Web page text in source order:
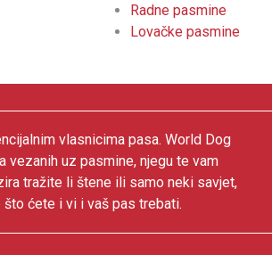
Radne pasmine
Lovačke pasmine
vlasnicima pasa. World Dog
vezanih uz pasmine, njegu te vam
tražite li štene ili samo neki savjet,
ćete i vi i vaš pas trebati.